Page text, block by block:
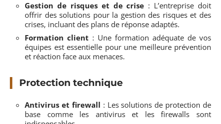
Gestion de risques et de crise : L’entreprise doit
offrir des solutions pour la gestion des risques et des
crises, incluant des plans de réponse adaptés.
Formation client : Une formation adéquate de vos
équipes est essentielle pour une meilleure prévention
et réaction face aux menaces.
Protection technique
Antivirus et firewall : Les solutions de protection de
base comme les antivirus et les firewalls sont